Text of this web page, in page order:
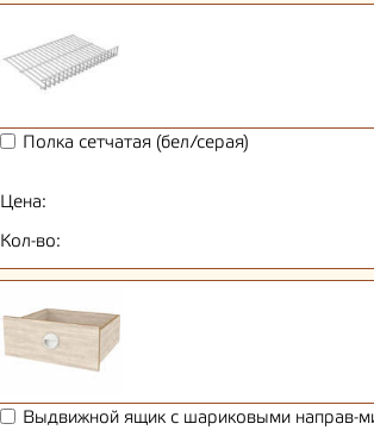
Полка сетчатая (бел/серая)
Цена:
Кол-во:
Выдвижной ящик с шариковыми направ-